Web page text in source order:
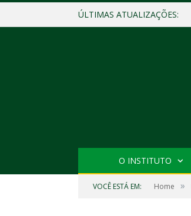
ÚLTIMAS ATUALIZAÇÕES:
O INSTITUTO
VOCÊ ESTÁ EM: Home »